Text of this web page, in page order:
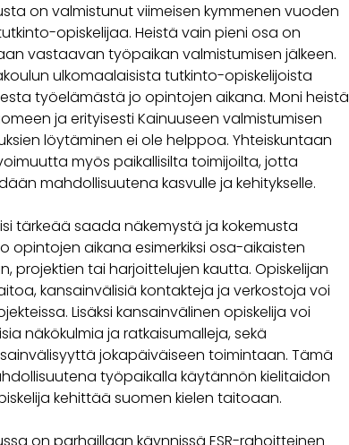
on valmistunut viimeisen kymmenen vuoden
opiskelijaa. Heistä vain pieni osa on
vastaavan työpaikan valmistumisen jälkeen.
ulkomaalaisista tutkinto-opiskelijoista
työelämästä jo opintojen aikana. Moni heistä
ja erityisesti Kainuuseen valmistumisen
löytäminen ei ole helppoa. Yhteiskuntaan
myös paikallisilta toimijoilta, jotta
mahdollisuutena kasvulle ja kehitykselle.
tärkeää saada näkemystä ja kokemusta
opintojen aikana esimerkiksi osa-aikaisten
projektien tai harjoittelujen kautta. Opiskelijan
kansainvälisiä kontakteja ja verkostoja voi
Lisäksi kansainvälinen opiskelija voi
näkökulmia ja ratkaisumalleja, sekä
jokapäiväiseen toimintaan. Tämä
työpaikalla käytännön kielitaidon
kehittää suomen kielen taitoaan.